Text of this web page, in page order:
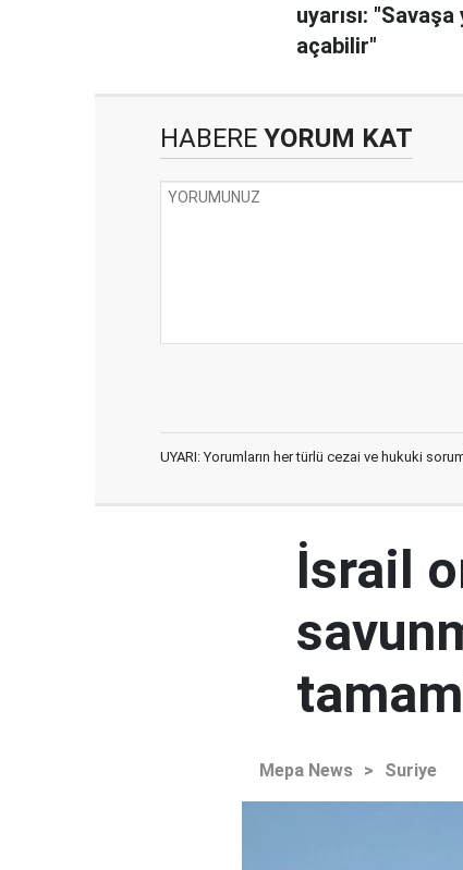
uyarısı: "Savaşa
açabilir"
HABERE YORUM KAT
UYARI: Yorumların her türlü cezai ve hukuki
İsrail
Mepa News > Suriye